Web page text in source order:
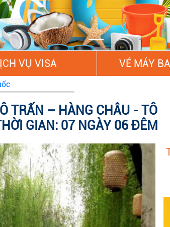
VỤ VISA VÉ MÁY
TRẤN – HÀNG CHÂU - TÔ
GIAN: 07 NGÀY 06 ĐÊM